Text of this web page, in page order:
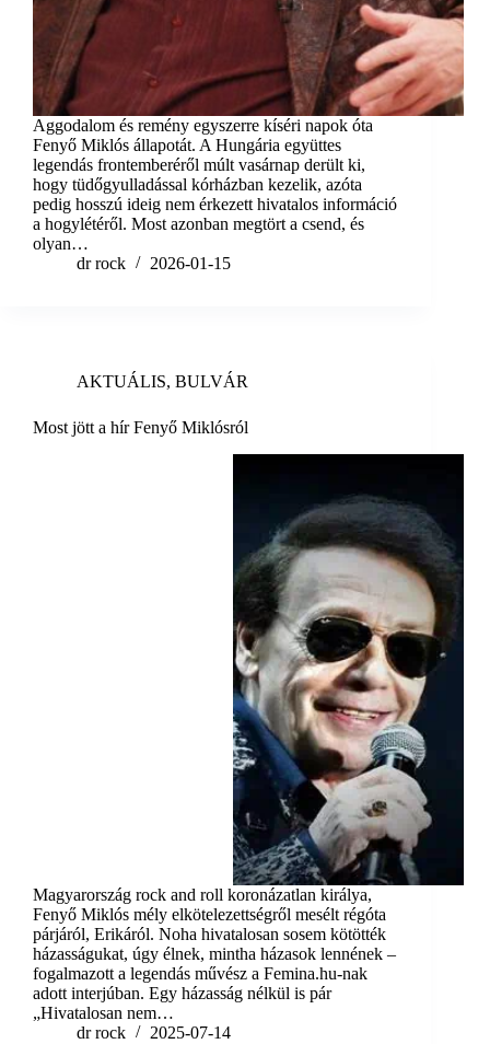
Aggodalom és remény egyszerre kíséri napok óta
Fenyő Miklós állapotát. A Hungária együttes
legendás frontemberéről múlt vasárnap derült ki,
hogy tüdőgyulladással kórházban kezelik, azóta
pedig hosszú ideig nem érkezett hivatalos információ
a hogylétéről. Most azonban megtört a csend, és
olyan…
dr rock
2026-01-15
AKTUÁLIS, BULVÁR
Most jött a hír Fenyő Miklósról
Magyarország rock and roll koronázatlan királya,
Fenyő Miklós mély elkötelezettségről mesélt régóta
párjáról, Erikáról. Noha hivatalosan sosem kötötték
házasságukat, úgy élnek, mintha házasok lennének –
fogalmazott a legendás művész a Femina.hu-nak
adott interjúban. Egy házasság nélkül is pár
„Hivatalosan nem…
dr rock
2025-07-14